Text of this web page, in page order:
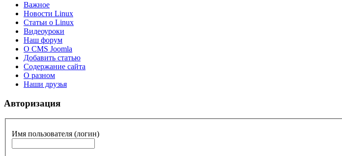
Важное
Новости Linux
Статьи о Linux
Видеоуроки
Наш форум
О CMS Joomla
Добавить статью
Содержание сайта
О разном
Наши друзья
Авторизация
Имя пользователя (логин)